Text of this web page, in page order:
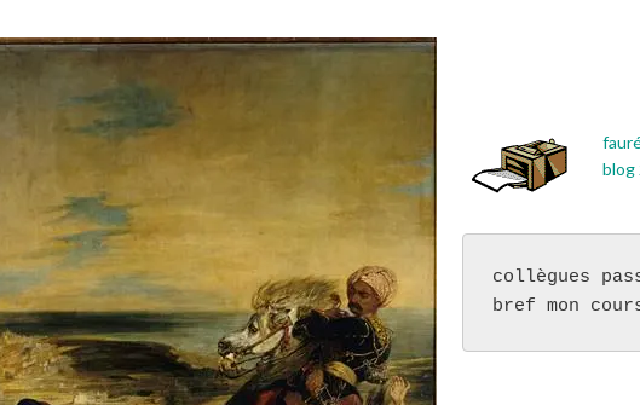
blog
collègues
bref mon